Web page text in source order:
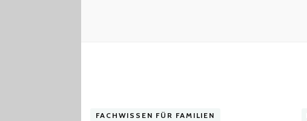
FACHWISSEN FÜR FAMILIEN